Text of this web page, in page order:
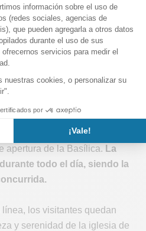
descubrir el ambiente espiritual
le indicamos los horarios
apertura de la Basílica. La
todo el día, siendo la
los visitantes quedan
y serenidad de la iglesia de